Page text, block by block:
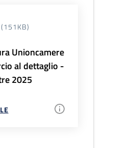
(151KB)
Unioncamere
al dettaglio -
2025